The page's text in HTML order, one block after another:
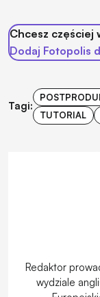
Chcesz częściej
Dodaj Fotopolis
Tagi:
TUTORIAL
Redaktor
wydziale